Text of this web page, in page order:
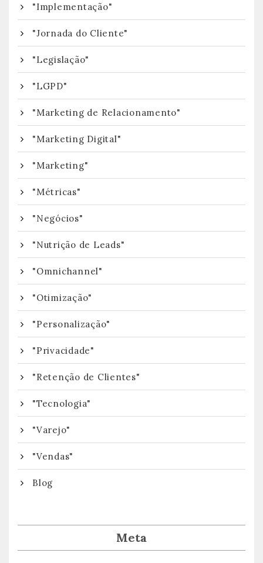
"Implementação"
"Jornada do Cliente"
"Legislação"
"LGPD"
"Marketing de Relacionamento"
"Marketing Digital"
"Marketing"
"Métricas"
"Negócios"
"Nutrição de Leads"
"Omnichannel"
"Otimização"
"Personalização"
"Privacidade"
"Retenção de Clientes"
"Tecnologia"
"Varejo"
"Vendas"
Blog
Meta